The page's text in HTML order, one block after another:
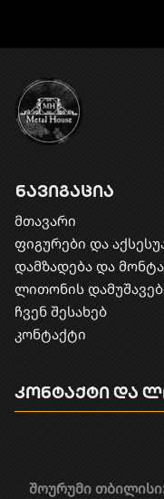
ნავიგაცია
მთავარი
ფიგურები და
დამზადება და
​ლითონის
ჩვენ შესახებ
კონტაქტი
შოურუმი
კონტაქტი და